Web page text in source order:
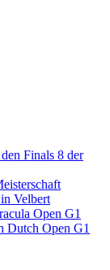
Finals 8 der
Velbert
Open G1
Dutch Open G1